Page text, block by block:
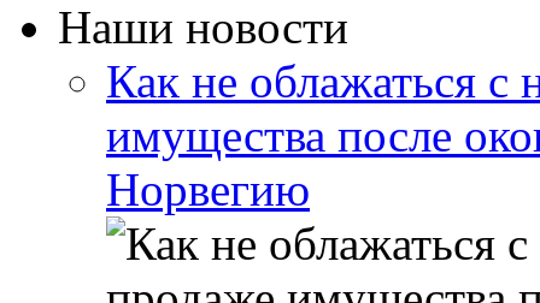
Наши новости
Как не облажаться с
имущества после
Норвегию